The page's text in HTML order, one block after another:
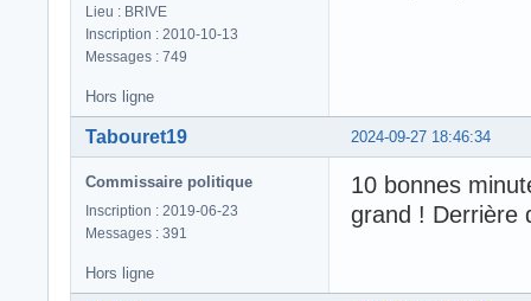
Lieu : BRIVE
Inscription : 2010-10-13
Messages : 749
Hors ligne
2024-09-27 18:46:34
Tabouret19
Commissaire politique
Inscription : 2019-06-23
Messages : 391
10 bonnes
grand ! Derrière
Hors ligne